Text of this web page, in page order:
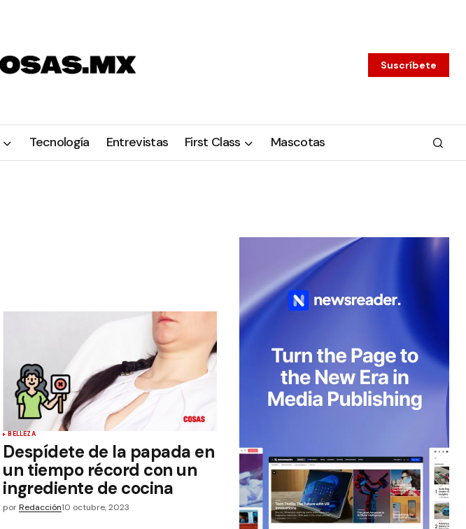
Suscríbete
Tecnología Entrevistas First Class Mascotas
BELLEZA
Despídete de la papada en
un tiempo récord con un
ingrediente de cocina
por Redacción10 octubre, 2023